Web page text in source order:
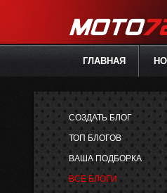
ГЛАВНАЯ
СОЗДАТЬ БЛОГ
ТОП БЛОГОВ
ВАША ПОДБОРКА
ВСЕ БЛОГИ